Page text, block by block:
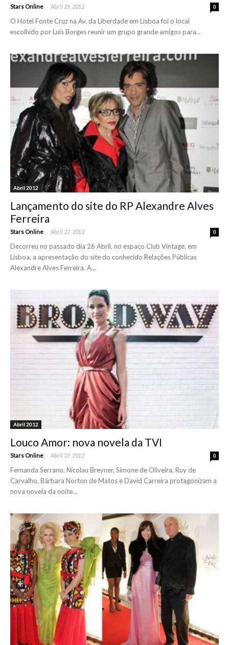
Stars Online - Abril 29, 2012 0
O Hotel Fonte Cruz na Av. da Liberdade em Lisboa foi o local
escolhido por Luís Borges reunir um grupo grande amigos para...
Abril 2012
Lançamento do site do RP Alexandre Alves
Ferreira
Stars Online - Abril 27, 2012 0
Decorreu no passado dia 26 Abril, no espaço Club Vintage, em
Lisboa, a apresentação do site do conhecido Relações Públicas
Alexandre Alves Ferreira. A...
Abril 2012
Louco Amor: nova novela da TVI
Stars Online - Abril 27, 2012 0
Fernanda Serrano, Nicolau Breyner, Simone de Oliveira, Ruy de
Carvalho, Bárbara Norton de Matos e David Carreira protagonizam a
nova novela da noite...